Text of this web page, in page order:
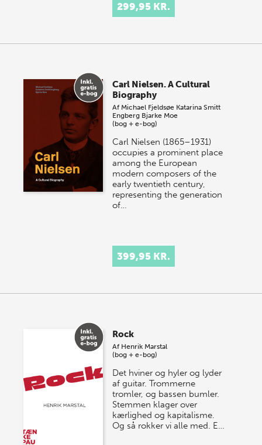
299,95 KR.
Carl Nielsen. A Cultural
Biography
Af Michael Fjeldsøe Katarina Smitt
Engberg Bjarke Moe
(bog + e-bog)
Carl Nielsen (1865–1931)
occupies a prominent place
among the European
modern composers of the
early twentieth century,
representing the generation
of…
399,95 KR.
Rock
Af Henrik Marstal
(bog + e-bog)
Det hviner og hyler og lyder
af guitar. Trommerne
tromler, og bassen bumler.
Stemmen klager over
kærlighed og kapitalisme.
Og så rokker vi alle med. E…